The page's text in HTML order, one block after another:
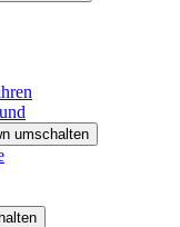
umschalten